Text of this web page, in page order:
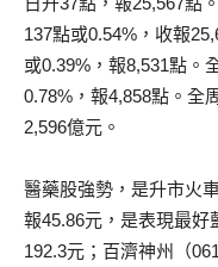
137點或0.54%，收報
或0.39%，報8,531點。
0.78%，報4,858點。全
2,596億元。
醫藥股強勢，是升市火
報45.86元，是表現最好
192.3元；百濟神州（